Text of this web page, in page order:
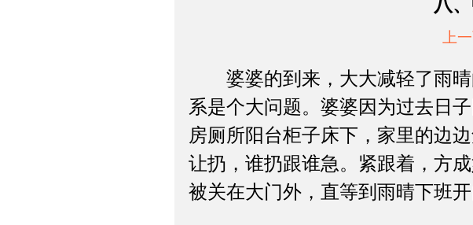
八
上
婆婆的到来，大大减轻了雨晴
系是个大问题。婆婆因为过去日
房厕所阳台柜子床下，家里的边
让扔，谁扔跟谁急。紧跟着，方
被关在大门外，直等到雨晴下班开